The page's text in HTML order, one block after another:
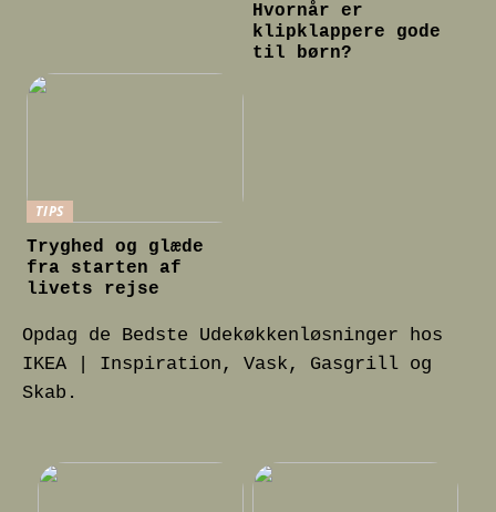
Hvornår er
klipklappere gode
til børn?
TIPS
Tryghed og glæde
fra starten af
livets rejse
Opdag de Bedste Udekøkkenløsninger hos
IKEA | Inspiration, Vask, Gasgrill og
Skab.